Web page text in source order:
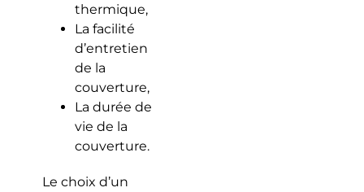
thermique,
La facilité
d’entretien
de la
couverture,
La durée de
vie de la
couverture.
Le choix d’un